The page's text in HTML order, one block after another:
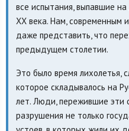
все испытания, выпавшие
XX века. Нам, современным
даже представить, что
предыдущем столетии.
Это было время лихолетья,
которое складывалось на
лет. Люди, пережившие эти
разрушения не только